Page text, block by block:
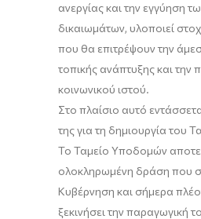
ανεργίας και την εγγύηση
δικαιωμάτων, υλοποιεί
που θα επιτρέψουν την
τοπικής ανάπτυξης και την
κοινωνικού ιστού.
Στο πλαίσιο αυτό
της για τη δημιουργία του
Το Ταμείο Υποδομών
ολοκληρωμένη δράση που
Κυβέρνηση και σήμερα
ξεκινήσει την παραγωγική